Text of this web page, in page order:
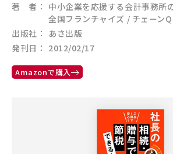
著 者
中小企業を応援する会計事務所
全国フランチャイズ / チェーン
出版社
あさ出版
発刊日
2012/02/17
Amazonで購入